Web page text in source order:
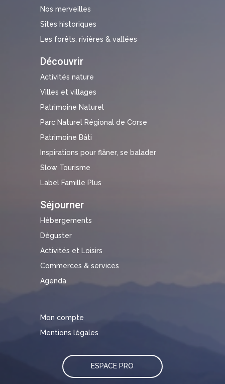
Nos merveilles
Sites historiques
Les forêts, rivières & vallées
Découvrir
Activités nature
Villes et villages
Patrimoine Naturel
Parc Naturel Régional de Corse
Patrimoine Bâti
Inspirations pour flâner, se balader
Slow Tourisme
Label Famille Plus
Séjourner
Hébergements
Déguster
Activités et Loisirs
Commerces & services
Agenda
Mon compte
Mentions légales
ESPACE PRO